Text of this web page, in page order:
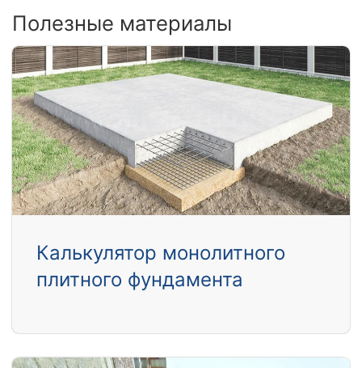
Полезные материалы
Калькулятор монолитного
плитного фундамента